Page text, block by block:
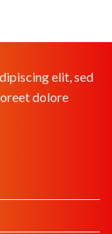
elit, sed
dolore